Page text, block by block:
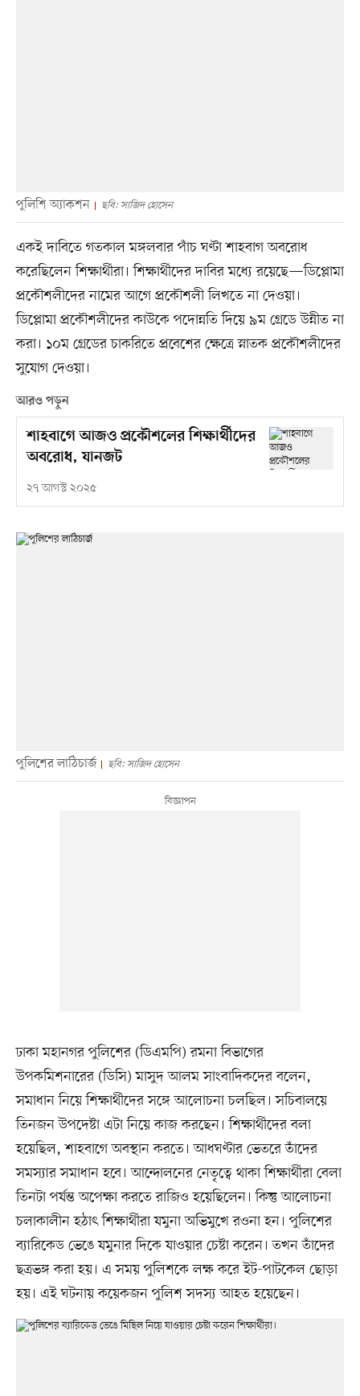
পুলিশি অ্যাকশন ছবি: সাজিদ হোসেন
একই দাবিতে গতকাল মঙ্গলবার পাঁচ ঘণ্টা শাহবাগ অবরোধ
করেছিলেন শিক্ষার্থীরা। শিক্ষার্থীদের দাবির মধ্যে রয়েছে—ডিপ্লোমা
প্রকৌশলীদের নামের আগে প্রকৌশলী লিখতে না দেওয়া।
ডিপ্লোমা প্রকৌশলীদের কাউকে পদোন্নতি দিয়ে ৯ম গ্রেডে উন্নীত না
করা। ১০ম গ্রেডের চাকরিতে প্রবেশের ক্ষেত্রে স্নাতক প্রকৌশলীদের
সুযোগ দেওয়া।
আরও পড়ুন
শাহবাগে আজও প্রকৌশলের শিক্ষার্থীদের
অবরোধ, যানজট
২৭ আগস্ট ২০২৫
পুলিশের লাঠিচার্জ ছবি: সাজিদ হোসেন
ঢাকা মহানগর পুলিশের (ডিএমপি) রমনা বিভাগের
উপকমিশনারের (ডিসি) মাসুদ আলম সাংবাদিকদের বলেন,
সমাধান নিয়ে শিক্ষার্থীদের সঙ্গে আলোচনা চলছিল। সচিবালয়ে
তিনজন উপদেষ্টা এটা নিয়ে কাজ করছেন। শিক্ষার্থীদের বলা
হয়েছিল, শাহবাগে অবস্থান করতে। আধঘণ্টার ভেতরে তাঁদের
সমস্যার সমাধান হবে। আন্দোলনের নেতৃত্বে থাকা শিক্ষার্থীরা বেলা
তিনটা পর্যন্ত অপেক্ষা করতে রাজিও হয়েছিলেন। কিন্তু আলোচনা
চলাকালীন হঠাৎ শিক্ষার্থীরা যমুনা অভিমুখে রওনা হন। পুলিশের
ব্যারিকেড ভেঙে যমুনার দিকে যাওয়ার চেষ্টা করেন। তখন তাঁদের
ছত্রভঙ্গ করা হয়। এ সময় পুলিশকে লক্ষ করে ইট-পাটকেল ছোড়া
হয়। এই ঘটনায় কয়েকজন পুলিশ সদস্য আহত হয়েছেন।